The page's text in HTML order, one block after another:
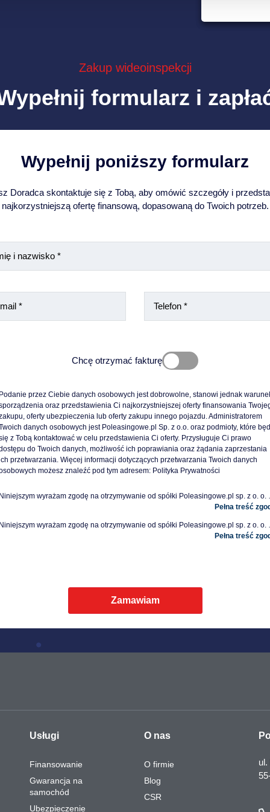
Zakup wideoinspekcji
formularz i
Wypełnij poniższy formularz
Doradca skontaktuje się z Tobą, aby omówić szczegóły i
najkorzystniejszą ofertę finansową, dopasowaną do Twoich potrzeb.
Chcę otrzymać fakturę
z obowiązującym prawem aby wystawić fakturę trzeba podać NIP przed
innym przypadku wystawienie jej nie będzie możliwe.
przez Ciebie danych osobowych jest dobrowolne, stanowi jednak
oraz przedstawienia Ci najkorzystniejszej oferty finansowania
oferty ubezpieczenia lub oferty zakupu innego pojazdu. Administratorem
danych osobowych jest Poleasingowe.pl Sp. z o.o. oraz podmioty, które
z Tobą kontaktować w celu przedstawienia Ci oferty. Przysługuje Ci prawo
do Twoich danych, możliwość ich poprawiania oraz żądania zaprzestania
przetwarzania. Więcej informacji dotyczących przetwarzania Twoich danych
możesz znaleźć pod tym adresem: Polityka Prywatności
Niniejszym wyrażam zgodę na otrzymywanie od
Niniejszym wyrażam zgodę na otrzymywanie od spółki
Zamawiam
Usługi
Finansowanie
Gwarancja na
samochód
Ubezpieczenie
O nas
O firmie
Blog
CSR
ul.